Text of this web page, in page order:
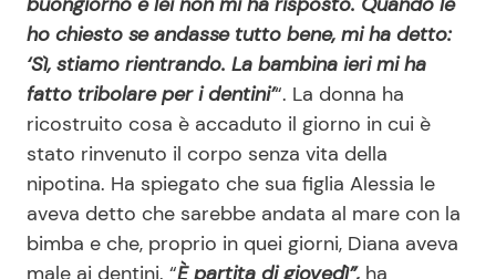
ho chiesto se andasse tutto bene, mi ha detto:
‘Sì, stiamo rientrando. La bambina ieri mi ha
fatto tribolare per i dentini’“. La donna ha
ricostruito cosa è accaduto il giorno in cui è
stato rinvenuto il corpo senza vita della
nipotina. Ha spiegato che sua figlia Alessia le
aveva detto che sarebbe andata al mare con la
bimba e che, proprio in quei giorni, Diana aveva
male ai dentini. “È partita di giovedì”, ha